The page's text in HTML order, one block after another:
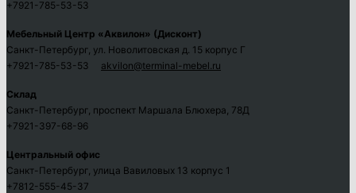
+7921-785-53-53
Мебельный Центр «Аквилон» (Дисконт)
Санкт-Петербург, ул. Новолитовская д. 15 корпус Г
+7921-785-53-53 akvilon@terminal-mebel.ru
Склад
Санкт-Петербург, проспект Маршала Блюхера, 78Д
+7921-397-68-96
Центральный офис
Санкт-Петербург, улица Вавиловых 13 корпус 1
+7812-555-45-37